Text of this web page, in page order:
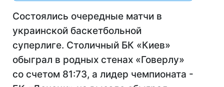
Состоялись очередные матчи в
украинской баскетбольной
суперлиге. Столичный БК «Киев»
обыграл в родных стенах «Говерлу»
со счетом 81:73, а лидер чемпионата -